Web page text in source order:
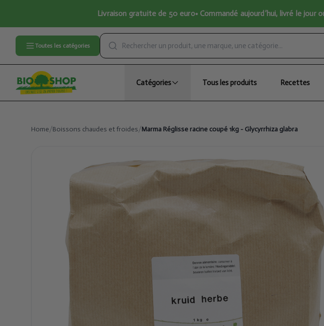
Livraison gratuite de 50 euro• Commandé aujourd’hui, livré le jour
Toutes les catégories
Catégories Tous les produits Recettes
Home/Boissons chaudes et froides/Marma Réglisse racine coupé 1kg - Glycyrrhiza glabra